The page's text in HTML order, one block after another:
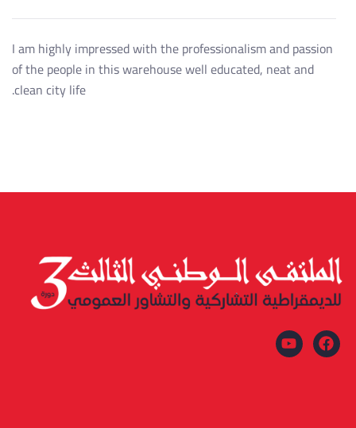
I am highly impressed with the professionalism and passion
of the people in this warehouse well educated, neat and
clean city life.